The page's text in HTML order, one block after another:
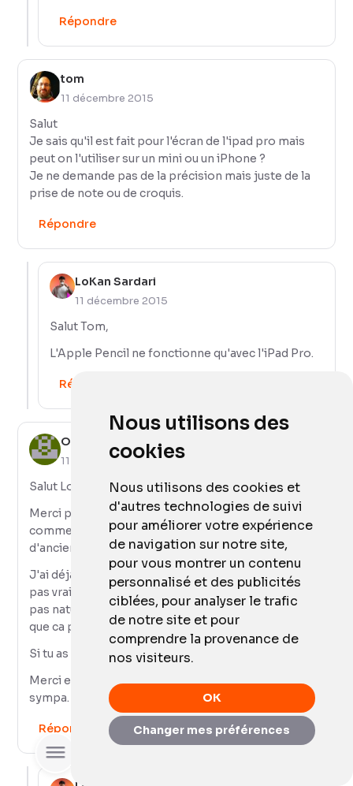
Nous utilisons des
cookies
Nous utilisons des cookies et
d'autres technologies de suivi
pour améliorer votre expérience
de navigation sur notre site,
pour vous montrer un contenu
personnalisé et des publicités
ciblées, pour analyser le trafic
de notre site et pour
comprendre la provenance de
nos visiteurs.
OK
Changer mes préférences
Répondre
tom
11 décembre 2015
Salut
Je sais qu'il est fait pour l'écran de l'ipad pro mais
peut on l'utiliser sur un mini ou un iPhone ?
Je ne demande pas de la précision mais juste de la
prise de note ou de croquis.
Répondre
LoKan Sardari
11 décembre 2015
Salut Tom,
L'Apple Pencil ne fonctionne qu'avec l'iPad Pro.
Répondre
Olivier
11 décembre 2015
Salut Lokan,
Merci pour ton article. J'aurais juste aimé savoir
comment réagissait l'apple pencil sur un iPad
d'ancienne génération.
J'ai déjà un iPad et un stylet Jot script 2. Mais j'arrive
pas vraiment à m'y faire, je trouve que l'écriture n'est
pas naturelle du fait de devoir appuyer la pointe pour
que ca puisse écrire.
Si tu as possibilité de tester ca m'interesse 🙂
Merci et continu tes vidéos et articles c'est vraiment
sympa.
Répondre